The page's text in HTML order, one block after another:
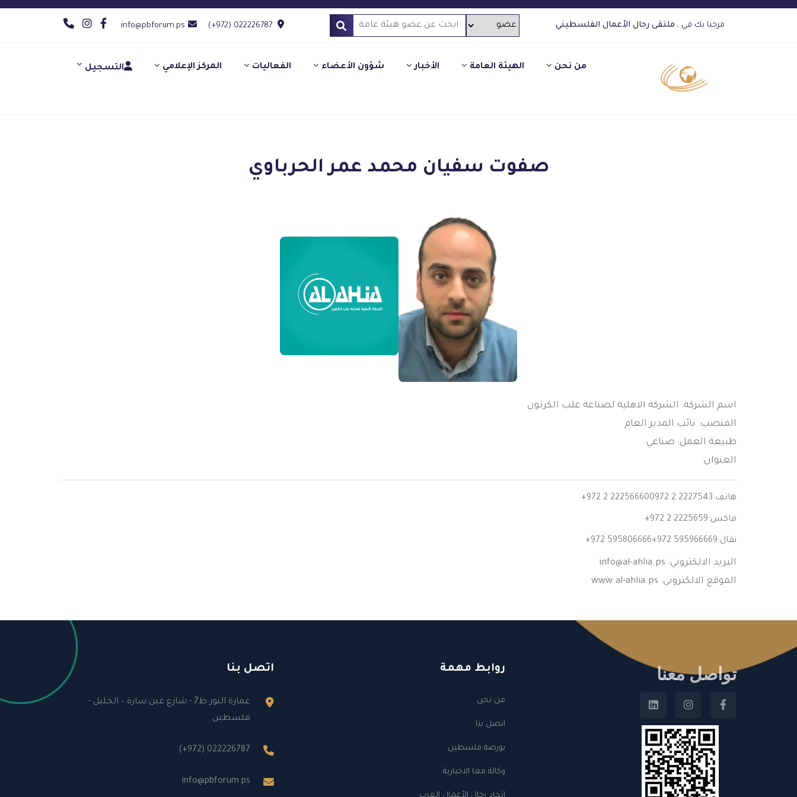
مرحبا بك في , ملتقى رجال الأعمال الفلسطيني (+972) 022226787
info@pbforum.ps
من نحن الهيئة العامة الأخبار شؤون الأعضاء الفعاليات المركز الإعلامي التسجيل
صفوت سفيان محمد عمر الحرباوي
اسم الشركة: الشركة الاهلية لصناعة علب الكرتون
المنصب: نائب المدير العام
طبيعة العمل: صناعي
العنوان:
هاتف:+972 2 222566600972 2 2227543
فاكس:+972 2 2225659
نقال:+972 595806666+972 595966669
البريد الالكتروني: info@al-ahlia.ps
الموقع الالكتروني: www.al-ahlia.ps
تواصل معنا روابط مهمة
من نحن
اتصل بنا
بورصة فلسطين
وكالة معا الاخبارية
اتصل بنا
عمارة النور ط7 - شارع عين سارة – الخليل -
فلسطين
(+972) 022226787
info@pbforum.ps